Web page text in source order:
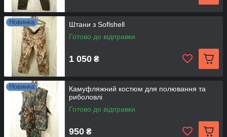
Новинка
Штани з Soflshell
Готово до відправки
1 050 ₴
Новинка
Камуфляжний костюм для полювання та
риболовлі
Готово до відправки
950 ₴